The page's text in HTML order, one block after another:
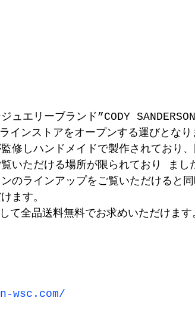
ュエリーブランド”CODY
インストアをオープンする運びとな
修しハンドメイドで製作されており
いただける場所が限られており まし
のラインアップをご覧いただけると
ます。
て全品送料無料でお求めいただけます
wsc.com/